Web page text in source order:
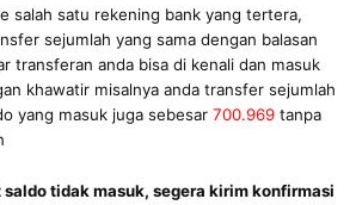
salah satu rekening bank yang tertera,
sejumlah yang sama dengan balasan
transferan anda bisa di kenali dan masuk
khawatir misalnya anda transfer sejumlah
yang masuk juga sebesar 700.969 tanpa
tidak masuk, segera kirim konfirmasi